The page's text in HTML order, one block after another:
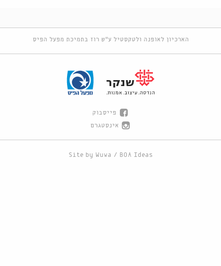
הארכיון לאופנה ולטקסטיל ע"ש רוז בתמיכת מפעל הפיס
פייסבוק
אינסטגרם
Site by Wuwa / BOA Ideas